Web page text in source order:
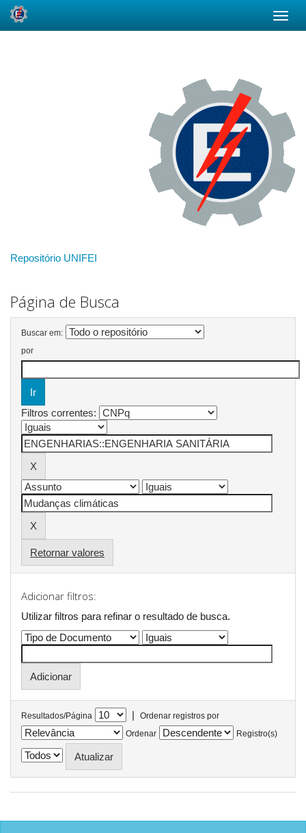
Repositório UNIFEI
Página de Busca
Buscar em:
por
Filtros correntes:
Retornar valores
Adicionar filtros:
Utilizar filtros para refinar o resultado de busca.
Resultados/Página |
Ordenar registros por
Ordenar
Registro(s)